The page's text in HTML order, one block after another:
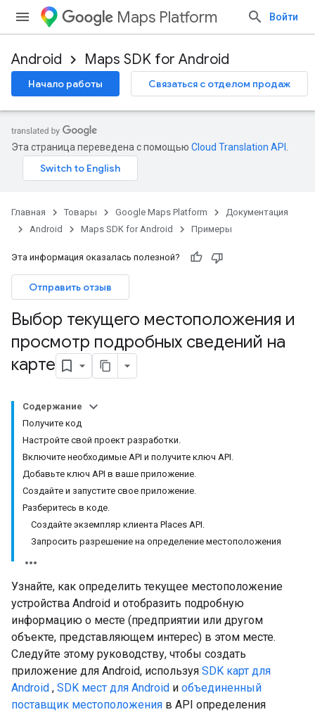
Maps Platform Войти
Android Maps SDK for Android
Начало работы Связаться с отделом продаж
Эта страница переведена с помощью Cloud Translation API
Главная Товары Google Maps Platform
Документация
Android
Maps SDK for Android Примеры
Эта информация оказалась полезной?
Отправить отзыв
Выбор текущего местоположения и
просмотр подробных сведений на
карте
Содержание
Получите код
Настройте свой проект разработки.
Включите необходимые API и получите ключ API.
Добавьте ключ API в ваше приложение.
Создайте и запустите свое приложение.
Разберитесь в коде.
Создайте экземпляр клиента Places API.
Запросить разрешение на определение местоположения
Узнайте, как определить текущее местоположение
устройства Android и отобразить подробную
информацию о месте (предприятии или другом
объекте, представляющем интерес) в этом месте.
Следуйте этому руководству, чтобы создать
приложение для Android, используя SDK карт для
Android , SDK мест для Android и объединенный
поставщик местоположения в API определения